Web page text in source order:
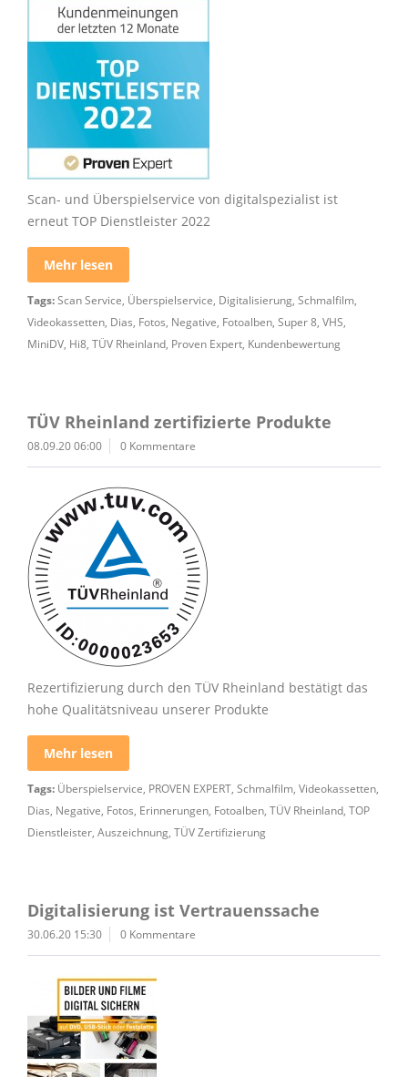
Scan- und Überspielservice von digitalspezialist ist
erneut TOP Dienstleister 2022
Mehr lesen
Tags:Scan Service, Überspielservice, Digitalisierung, Schmalfilm,
Videokassetten, Dias, Fotos, Negative, Fotoalben, Super 8, VHS,
MiniDV, Hi8, TÜV Rheinland, Proven Expert, Kundenbewertung
TÜV Rheinland zertifizierte Produkte
08.09.20 06:00 0 Kommentare
Rezertifizierung durch den TÜV Rheinland bestätigt das
hohe Qualitätsniveau unserer Produkte
Mehr lesen
Tags: Überspielservice, PROVEN EXPERT, Schmalfilm, Videokassetten,
Dias, Negative, Fotos, Erinnerungen, Fotoalben, TÜV Rheinland, TOP
Dienstleister, Auszeichnung, TÜV Zertifizierung
Digitalisierung ist Vertrauenssache
30.06.20 15:30 0 Kommentare